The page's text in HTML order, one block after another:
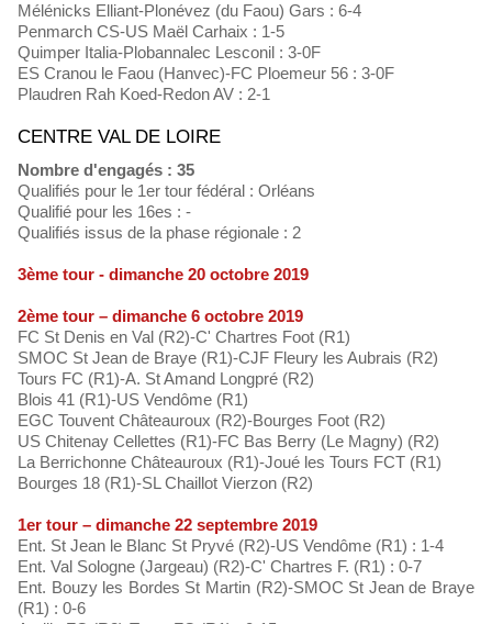
Mélénicks Elliant-Plonévez (du Faou) Gars : 6-4
Penmarch CS-US Maël Carhaix : 1-5
Quimper Italia-Plobannalec Lesconil : 3-0F
ES Cranou le Faou (Hanvec)-FC Ploemeur 56 : 3-0F
Plaudren Rah Koed-Redon AV : 2-1
CENTRE VAL DE LOIRE
Nombre d'engagés : 35
Qualifiés pour le 1er tour fédéral : Orléans
Qualifié pour les 16es : -
Qualifiés issus de la phase régionale : 2
3ème tour - dimanche 20 octobre 2019
2ème tour – dimanche 6 octobre 2019
FC St Denis en Val (R2)-C' Chartres Foot (R1)
SMOC St Jean de Braye (R1)-CJF Fleury les Aubrais (R2)
Tours FC (R1)-A. St Amand Longpré (R2)
Blois 41 (R1)-US Vendôme (R1)
EGC Touvent Châteauroux (R2)-Bourges Foot (R2)
US Chitenay Cellettes (R1)-FC Bas Berry (Le Magny) (R2)
La Berrichonne Châteauroux (R1)-Joué les Tours FCT (R1)
Bourges 18 (R1)-SL Chaillot Vierzon (R2)
1er tour – dimanche 22 septembre 2019
Ent. St Jean le Blanc St Pryvé (R2)-US Vendôme (R1) : 1-4
Ent. Val Sologne (Jargeau) (R2)-C' Chartres F. (R1) : 0-7
Ent. Bouzy les Bordes St Martin (R2)-SMOC St Jean de Braye
(R1) : 0-6